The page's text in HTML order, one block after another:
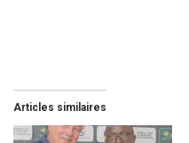
Articles similaires